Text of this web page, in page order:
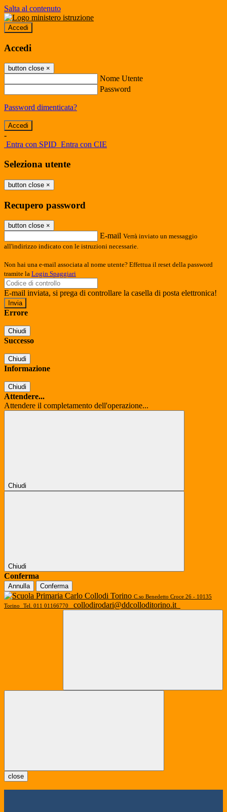
Salta al contenuto
Accedi
Accedi
button close ×
Nome Utente
Password
Password dimenticata?
-
Entra con SPID Entra con CIE
Seleziona utente
button close ×
Recupero password
button close ×
E-mail Verrà inviato un messaggio
all'indirizzo indicato con le istruzioni necessarie.
Non hai una e-mail associata al nome utente? Effettua il reset della password
tramite la Login Spaggiari
E-mail inviata, si prega di controllare la casella di posta elettronica!
Errore
Chiudi
Successo
Chiudi
Informazione
Chiudi
Attendere...
Attendere il completamento dell'operazione...
Chiudi
Chiudi
Conferma
Annulla Conferma
C.so Benedetto Croce 26 - 10135
Torino
Tel. 011 01166770 collodirodari@ddcolloditorino.it
close